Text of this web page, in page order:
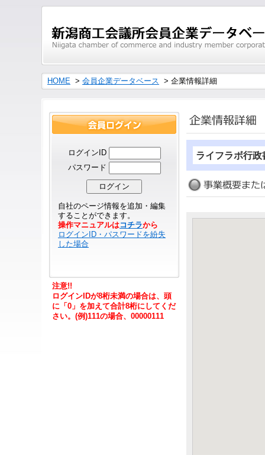
HOME > 会員企業データベース > 企業情報詳細
ログインID
パスワード
自社のページ情報を追加・編集
することができます。
操作マニュアルはコチラから
ログインID・パスワードを紛失
した場合
注意!!
ログインIDが8桁未満の場合は、頭
に「0」を加えて合計8桁にしてくだ
さい。(例)111の場合、00000111
ライフラボ行